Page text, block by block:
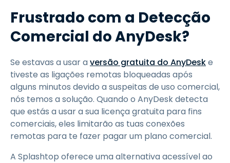
Frustrado com a Detecção
Comercial do AnyDesk?
Se estavas a usar aversão gratuita do AnyDeske
tiveste as ligações remotas bloqueadas após
alguns minutos devido a suspeitas de uso comercial,
nós temos a solução. Quando o AnyDesk detecta
que estás a usar a sua licença gratuita para fins
comerciais, eles limitarão as tuas conexões
remotas para te fazer pagar um plano comercial.
A Splashtop oferece uma alternativa acessível ao